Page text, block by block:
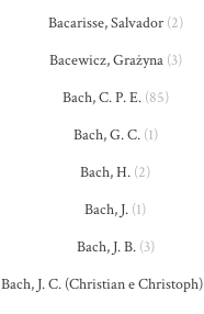
Bacarisse, Salvador(2)
Bacewicz, Grażyna(3)
Bach, C. P. E.(85)
Bach, G. C.(1)
Bach, H. (2)
Bach, J. (1)
Bach, J. B.(3)
Bach, J. C. (Christian e Christoph)